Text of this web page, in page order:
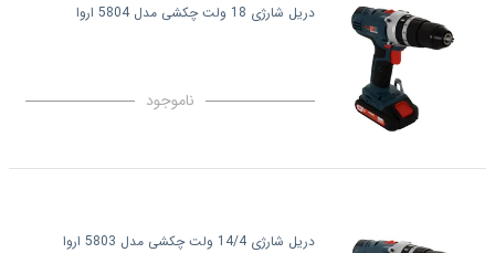
دریل شارژی 18 ولت چکشی مدل 5804 اروا
ناموجود
دریل شارژی 14/4 ولت چکشی مدل 5803 اروا